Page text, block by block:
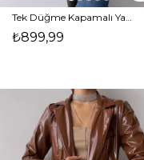
Tek Düğme Kapamalı Yanları Cepli Nerve Kadın Taş Kaşe Kaban 23K000165
₺899,99